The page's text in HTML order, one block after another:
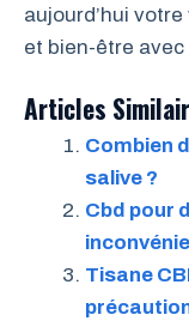
aujourd’hui
et bien-être avec
Articles
Combien
salive ?
Cbd pour
Tisane